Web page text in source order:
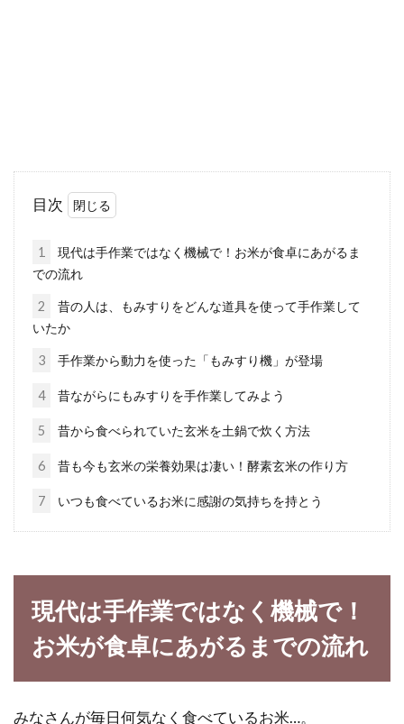
ギフトのおすすめはどれ？
ませんか？...
日本のみならず、世界を見てみても素晴らしい
すべての料理...
をおみやげにしよう！
フランスのみならず、世界中で日本のお菓子は
人気です。外国の方が、日本のお菓子をたくさ
目次
1
現代は手作業ではなく機械で！お米が食卓にあがるま
での流れ
2
昔の人は、もみすりをどんな道具を使って手作業して
いたか
3 手作業から動力を使った「もみすり機」が登場
4 昔ながらにもみすりを手作業してみよう
5 昔から食べられていた玄米を土鍋で炊く方法
6 昔も今も玄米の栄養効果は凄い！酵素玄米の作り方
7 いつも食べているお米に感謝の気持ちを持とう
現代は手作業ではなく機械で！
お米が食卓にあがるまでの流れ
みなさんが毎日何気なく食べているお米…。